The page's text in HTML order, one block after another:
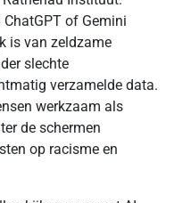
of Gemini
is van zeldzame
slechte
verzamelde data.
werkzaam als
de schermen
op racisme en